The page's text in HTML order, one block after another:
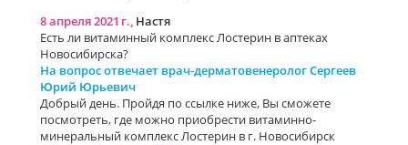
8 апреля 2021 г., Настя
Есть ли витаминный комплекс Лостерин в аптеках
Новосибирска?
На вопрос отвечает врач-дерматовенеролог Сергеев
Юрий Юрьевич
Добрый день. Пройдя по ссылке ниже, Вы сможете
посмотреть, где можно приобрести витаминно-
минеральный комплекс Лостерин в г. Новосибирск